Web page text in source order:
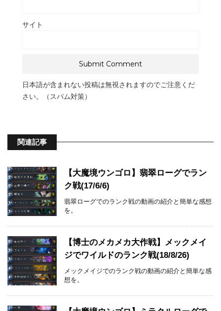
サイト
日本語が含まれない投稿は無視されますのでご注意くだ
さい。（スパム対策）
関連記事
【大魔境ウンゴロ】翡翠ローグでラン
ク戦(17/6/6)
翡翠ローグでのランク戦の動画の紹介と簡単な感想
を。
【博士のメカメカ大作戦】メックメイ
ジでワイルドのランク戦(18/8/26)
メックメイジでのランク戦の動画の紹介と簡単な感
想を。